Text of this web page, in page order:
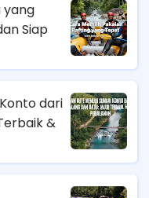
yang
Siap
dari
&